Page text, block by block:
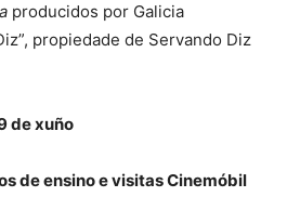
producidos por Galicia
propiedade de Servando Diz
de xuño
de ensino e visitas Cinemóbil